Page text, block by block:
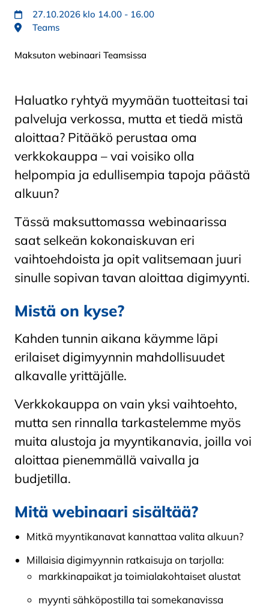
27.10.2026 klo 14.00 - 16.00
Teams
Maksuton webinaari Teamsissa
Haluatko ryhtyä myymään tuotteitasi tai
palveluja verkossa, mutta et tiedä mistä
aloittaa? Pitääkö perustaa oma
verkkokauppa – vai voisiko olla
helpompia ja edullisempia tapoja päästä
alkuun?
Tässä maksuttomassa webinaarissa
saat selkeän kokonaiskuvan eri
vaihtoehdoista ja opit valitsemaan juuri
sinulle sopivan tavan aloittaa digimyynti.
Mistä on kyse?
Kahden tunnin aikana käymme läpi
erilaiset digimyynnin mahdollisuudet
alkavalle yrittäjälle.
Verkkokauppa on vain yksi vaihtoehto,
mutta sen rinnalla tarkastelemme myös
muita alustoja ja myyntikanavia, joilla voi
aloittaa pienemmällä vaivalla ja
budjetilla.
Mitä webinaari sisältää?
Mitkä myyntikanavat kannattaa valita alkuun?
Millaisia digimyynnin ratkaisuja on tarjolla:
markkinapaikat ja toimialakohtaiset alustat
myynti sähköpostilla tai somekanavissa